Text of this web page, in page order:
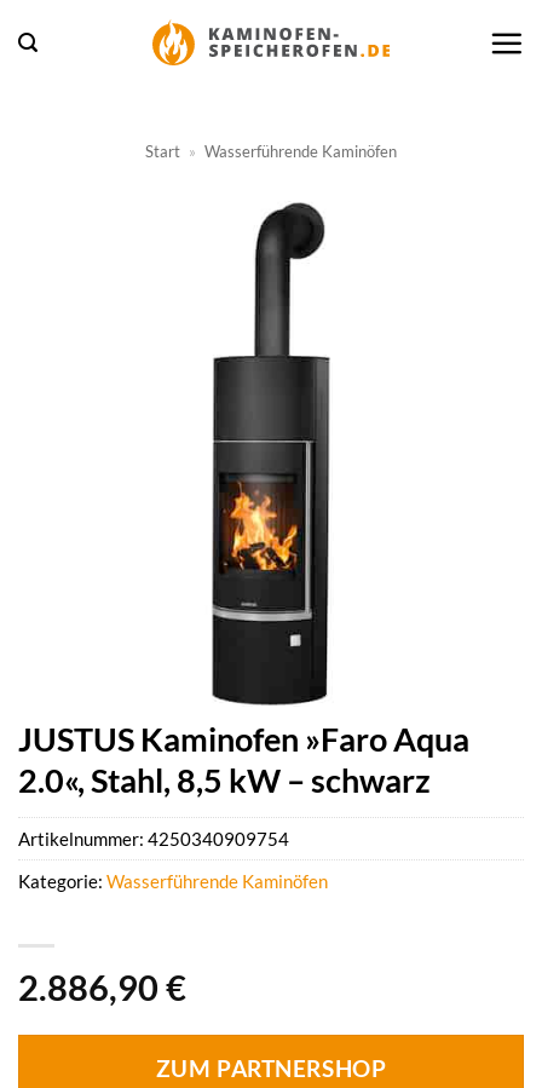
Inhalt
Start » Wasserführende Kaminöfen
JUSTUS Kaminofen »Faro Aqua
2.0«, Stahl, 8,5 kW – schwarz
2.886,90 €
ZUM PARTNERSHOP
Artikelnummer: 4250340909754
Kategorie: Wasserführende Kaminöfen